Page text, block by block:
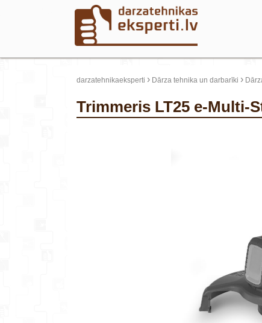
darzatehnikaeksperti › Dārza tehnika un darbarīki ›
Trimmeris LT25 e-